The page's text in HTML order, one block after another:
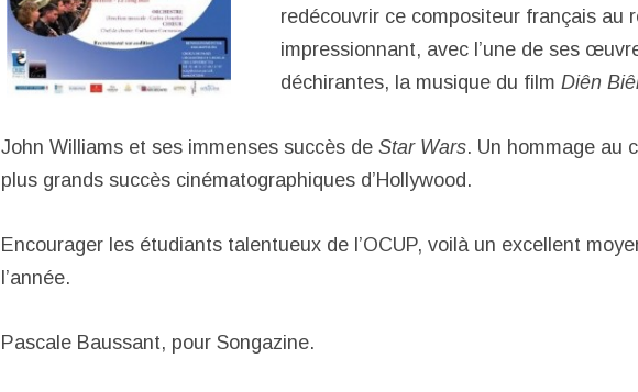
redécouvrir ce compositeur français au
impressionnant, avec l’une de ses
déchirantes, la musique du film Diên
John Williams et ses immenses succès de Star Wars. Un hommage au
plus grands succès cinématographiques d’Hollywood.
Encourager les étudiants talentueux de l’OCUP, voilà un excellent
l’année.
Pascale Baussant, pour Songazine.